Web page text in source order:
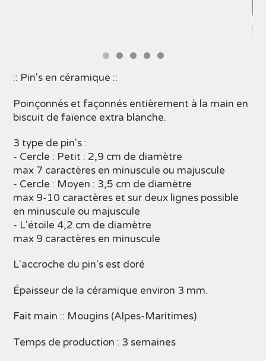
:: Pin's en céramique ::
Poinçonnés et façonnés entièrement à la main en
biscuit de faïence extra blanche.
3 type de pin's :
- Cercle : Petit : 2,9 cm de diamètre
max 7 caractères en minuscule ou majuscule
- Cercle : Moyen : 3,5 cm de diamètre
max 9-10 caractères et sur deux lignes possible
en minuscule ou majuscule
- L'étoile 4,2 cm de diamètre
max 9 caractères en minuscule
L'accroche du pin's est doré
Épaisseur de la céramique environ 3 mm.
Fait main :: Mougins (Alpes-Maritimes)
Temps de production : 3 semaines